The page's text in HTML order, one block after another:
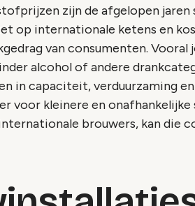
zijn de afgelopen
op internationale ketens en
van consumenten. Vooral
alcohol of andere
in capaciteit, verduurzaming
voor kleinere en
brouwers, kan die